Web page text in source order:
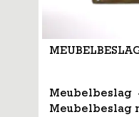
Meubelbeslag
Meubelbeslag